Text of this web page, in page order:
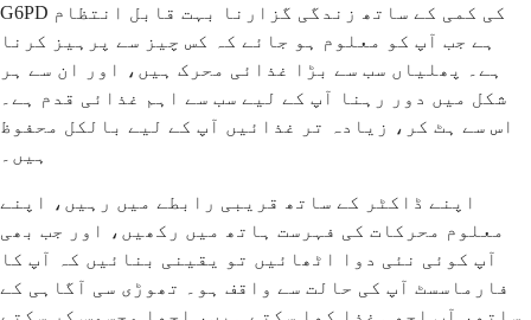
G6PD کی کمی کے ساتھ زندگی گزارنا بہت قابل انتظام
ہے جب آپ کو معلوم ہو جائے کہ کس چیز سے پرہیز کرنا
ہے۔ پھلیاں سب سے بڑا غذائی محرک ہیں، اور ان سے ہر
شکل میں دور رہنا آپ کے لیے سب سے اہم غذائی قدم ہے۔
اس سے ہٹ کر، زیادہ تر غذائیں آپ کے لیے بالکل محفوظ
ہیں۔
اپنے ڈاکٹر کے ساتھ قریبی رابطے میں رہیں، اپنے
معلوم محرکات کی فہرست ہاتھ میں رکھیں، اور جب بھی
آپ کوئی نئی دوا اٹھائیں تو یقینی بنائیں کہ آپ کا
فارماسسٹ آپ کی حالت سے واقف ہو۔ تھوڑی سی آگاہی کے
ساتھ، آپ اچھی غذا کھا سکتے ہیں، اچھا محسوس کر سکتے